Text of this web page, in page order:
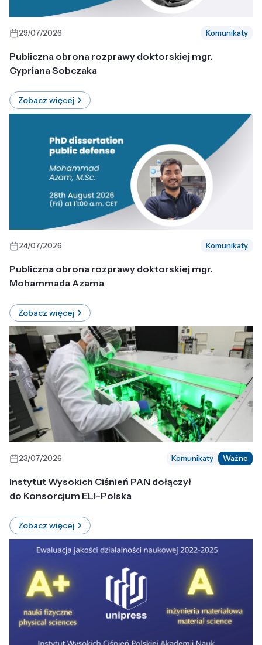
29/07/2026 Komunikaty
Publiczna obrona rozprawy doktorskiej mgr.
Cypriana Sobczaka
Zobacz więcej
24/07/2026 Komunikaty
Publiczna obrona rozprawy doktorskiej mgr.
Mohammada Azama
Zobacz więcej
23/07/2026 Komunikaty Ważne
Instytut Wysokich Ciśnień PAN dołączył
do Konsorcjum ELI-Polska
Zobacz więcej